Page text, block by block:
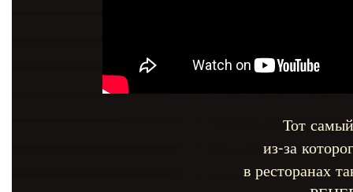
Тот
из-за
в ресторанах